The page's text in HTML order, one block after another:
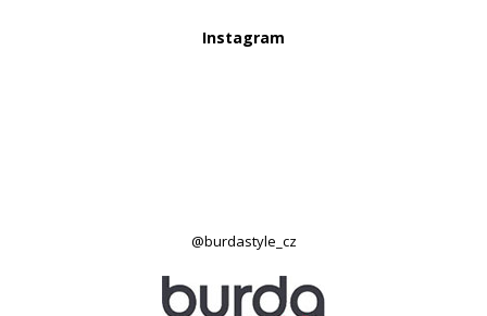
Instagram
@burdastyle_cz